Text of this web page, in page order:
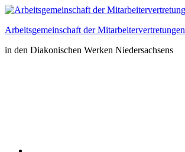
Zum
springen
Arbeitsgemeinschaft der Mitarbeitervertretungen
in den Diakonischen Werken Niedersachsens